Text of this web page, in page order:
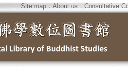
Site map．About us ． Consultative